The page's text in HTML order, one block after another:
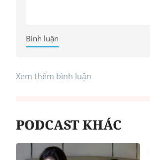
Bình luận
Xem thêm bình luận
PODCAST KHÁC